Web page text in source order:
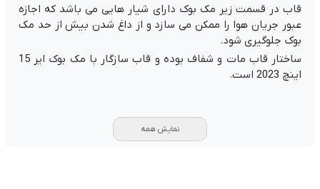
قاب در قسمت زیر مک بوک دارای شیار هایی می باشد که اجازه
عبور جریان هوا را ممکن می سازد و از داغ شدن بیش از حد مک
بوک جلوگیری شود.
ساختار قاب مات و شفاف بوده و
قاب سازگار با مک بوک ایر 15
اینچ 2023 است.
نمایش همه